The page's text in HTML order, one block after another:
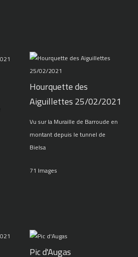
Hourquette des
Aiguillettes 25/02/2021
Vu sur la Muraille de Barroude en
montant depuis le tunnel de
Bielsa
71 Images
Pic d'Augas